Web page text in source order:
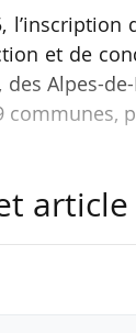
et de
Alpes-